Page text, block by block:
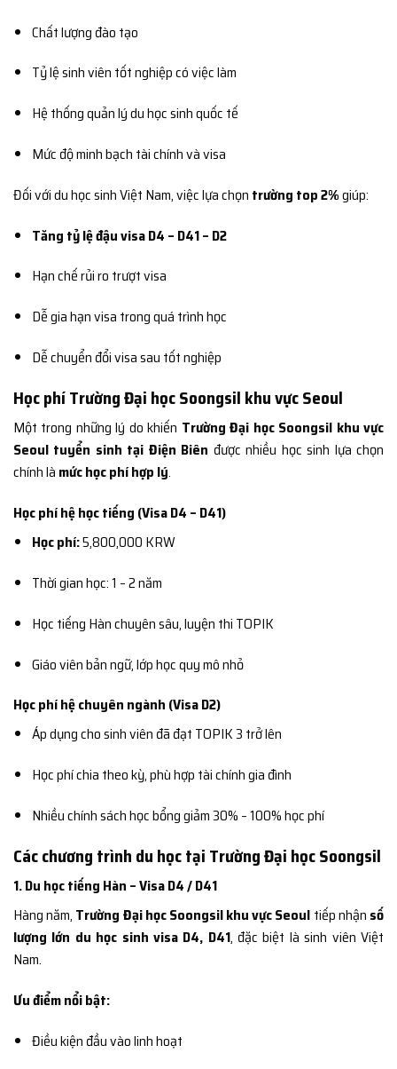
Chất lượng đào tạo
Tỷ lệ sinh viên tốt nghiệp có việc làm
Hệ thống quản lý du học sinh quốc tế
Mức độ minh bạch tài chính và visa
Đối với du học sinh Việt Nam, việc lựa chọn trường top 2%giúp:
Tăng tỷ lệ đậu visa D4 – D41 – D2
Hạn chế rủi ro trượt visa
Dễ gia hạn visa trong quá trình học
Dễ chuyển đổi visa sau tốt nghiệp
Học phí Trường Đại học Soongsil khu vực Seoul
Một trong những lý do khiến Trường Đại học Soongsil khu vực
Seoul tuyển sinh tại Điện Biên được nhiều học sinh lựa chọn
chính là mức học phí hợp lý.
Học phí hệ học tiếng (Visa D4 – D41)
Học phí:5,800,000 KRW
Thời gian học: 1 – 2 năm
Học tiếng Hàn chuyên sâu, luyện thi TOPIK
Giáo viên bản ngữ, lớp học quy mô nhỏ
Học phí hệ chuyên ngành (Visa D2)
Áp dụng cho sinh viên đã đạt TOPIK 3 trở lên
Học phí chia theo kỳ, phù hợp tài chính gia đình
Nhiều chính sách học bổng giảm 30% – 100% học phí
Các chương trình du học tại Trường Đại học Soongsil
1. Du học tiếng Hàn – Visa D4 / D41
Hàng năm, Trường Đại học Soongsil khu vực Seoul tiếp nhận số
lượng lớn du học sinh visa D4, D41, đặc biệt là sinh viên Việt
Nam.
Ưu điểm nổi bật:
Điều kiện đầu vào linh hoạt